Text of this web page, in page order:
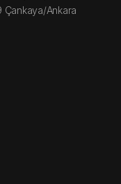
Çankaya/Ankara